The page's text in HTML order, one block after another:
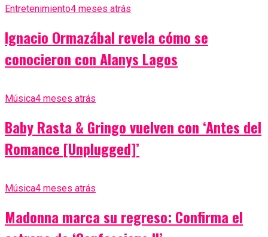
Entretenimiento4 meses atrás
Ignacio Ormazábal revela cómo se
conocieron con Alanys Lagos
Música4 meses atrás
Baby Rasta & Gringo vuelven con ‘Antes del
Romance [Unplugged]’
Música4 meses atrás
Madonna marca su regreso: Confirma el